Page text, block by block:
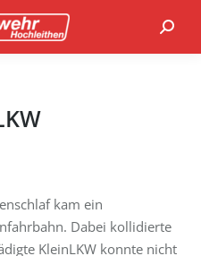
kam ein
Dabei kollidierte
KleinLKW konnte nicht